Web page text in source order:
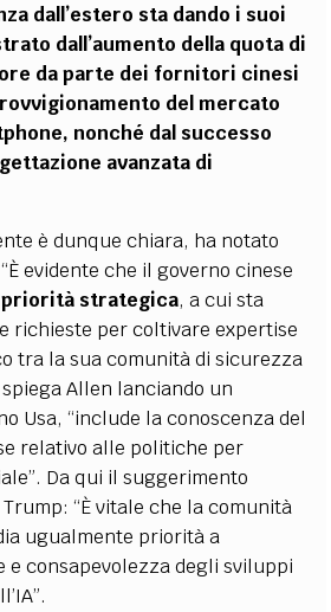
dall’estero sta dando i suoi
dall’aumento della quota di
da parte dei fornitori cinesi
del mercato
nonché dal successo
avanzata di
è dunque chiara, ha notato
evidente che il governo cinese
priorità strategica, a cui sta
richieste per coltivare expertise
tra la sua comunità di sicurezza
Allen lanciando un
Usa, “include la conoscenza del
relativo alle politiche per
Da qui il suggerimento
“È vitale che la comunità
ugualmente priorità a
e consapevolezza degli sviluppi